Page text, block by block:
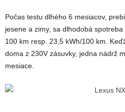
Počas testu dlhého 6 mesiacov,
jesene a zimy, sa dlhodobá
100 km resp. 23,5 kWh/100 km.
doma z 230V zásuvky, jedna nádrž
mesiace.